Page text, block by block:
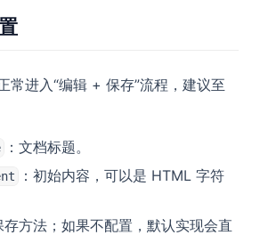
常进入“编辑 + 保存”流程，建议至
：文档标题。
：初始内容，可以是 HTML 字符
存方法；如果不配置，默认实现会直